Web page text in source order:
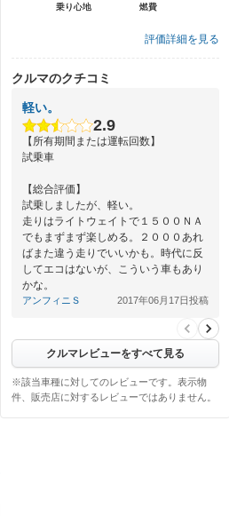
燃費
乗り心地 燃費
乗り心地
評価詳細を見る
クルマのクチコミ
軽い。
2.9
【所有期間または運転回数】
試乗車
【総合評価】
試乗しましたが、軽い。
走りはライトウェイトで１５００ＮＡ
でもまずまず楽しめる。２０００あれ
ばまた違う走りでいいかも。時代に反
してエコはないが、こういう車もあり
かな。
ＲＦは…
アンフィニＳ 2017年06月17日投稿
クルマレビューをすべて見る
※該当車種に対してのレビューです。表示物
件、販売店に対するレビューではありません。